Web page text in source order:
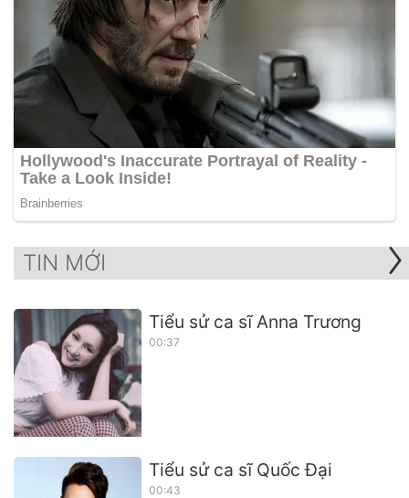
TIN MỚI
Tiểu sử ca sĩ Anna Trương
00:37
Tiểu sử ca sĩ Quốc Đại
00:43